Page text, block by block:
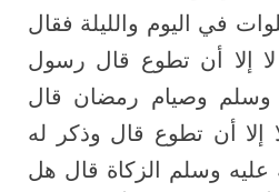
في اليوم والليلة فقال
إلا أن تطوع قال رسول
وسلم وصيام رمضان قال
أن تطوع قال وذكر له
وسلم الزكاة قال هل